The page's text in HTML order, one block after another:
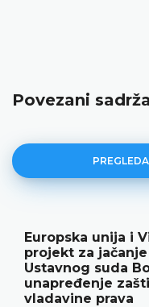
Povezani
Europska unija i
projekt za
Ustavnog suda
unapređenje
vladavine prava